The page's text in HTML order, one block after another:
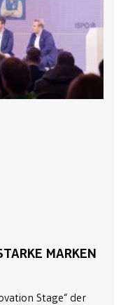
MARKEN
Stage“ der